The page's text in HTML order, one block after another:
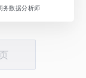
数据分析师